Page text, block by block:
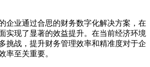
企业通过合思的财务数字化解决方案，在
实现了显著的效益提升。在当前经济环境
挑战，提升财务管理效率和精准度对于企
率至关重要。